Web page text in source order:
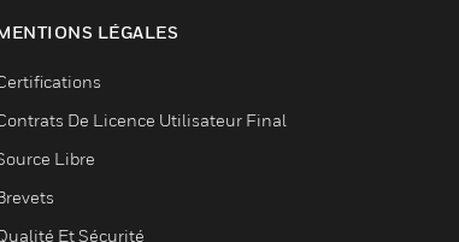
LÉGALES
De Licence Utilisateur Final
Libre
Et Sécurité